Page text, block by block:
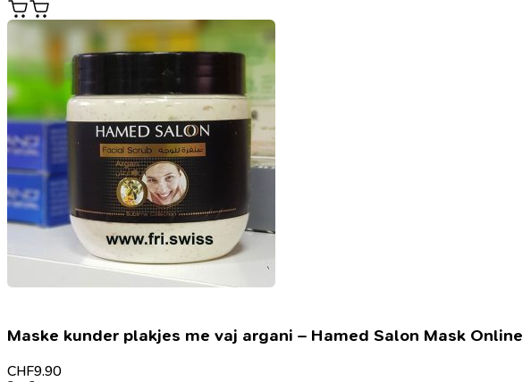
Maske kunder plakjes me vaj argani – Hamed Salon Mask Online
CHF9.90